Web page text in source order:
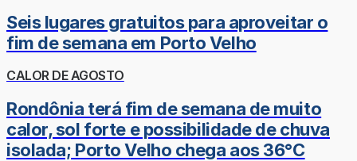
Seis lugares gratuitos para aproveitar o
fim de semana em Porto Velho
CALOR DE AGOSTO
Rondônia terá fim de semana de muito
calor, sol forte e possibilidade de chuva
isolada; Porto Velho chega aos 36°C